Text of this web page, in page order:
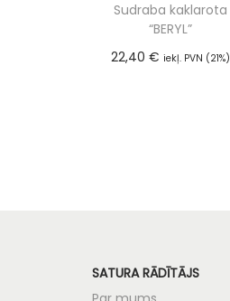
Sudraba kaklarota
“BERYL”
22,40 € iekļ. PVN (21%)
SATURA RĀDĪTĀJS